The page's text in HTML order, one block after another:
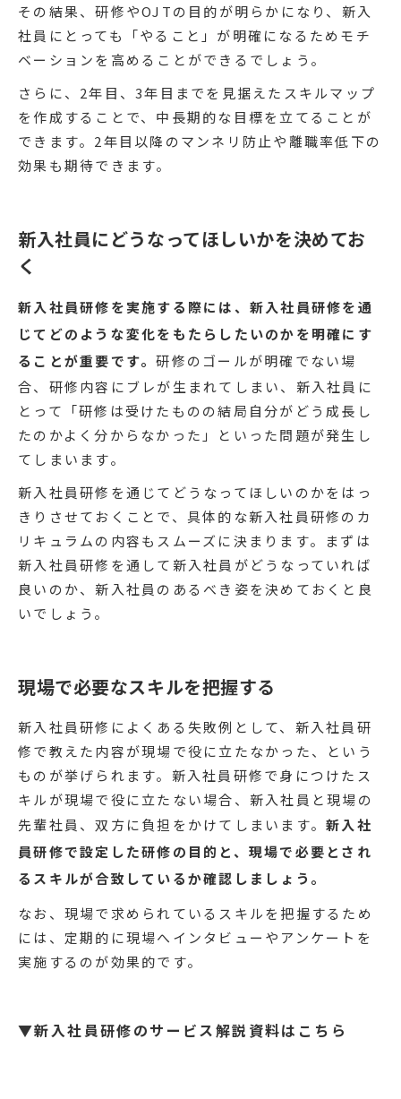
その結果、研修やOJTの目的が明らかになり、新入
社員にとっても「やること」が明確になるためモチ
ベーションを高めることができるでしょう。
さらに、2年目、3年目までを見据えたスキルマップ
を作成することで、中長期的な目標を立てることが
できます。2年目以降のマンネリ防止や離職率低下の
効果も期待できます。
新入社員にどうなってほしいかを決めてお
く
新入社員研修を実施する際には、新入社員研修を通
じてどのような変化をもたらしたいのかを明確にす
ることが重要です。研修のゴールが明確でない場
合、研修内容にブレが生まれてしまい、新入社員に
とって「研修は受けたものの結局自分がどう成長し
たのかよく分からなかった」といった問題が発生し
てしまいます。
新入社員研修を通じてどうなってほしいのかをはっ
きりさせておくことで、具体的な新入社員研修のカ
リキュラムの内容もスムーズに決まります。まずは
新入社員研修を通して新入社員がどうなっていれば
良いのか、新入社員のあるべき姿を決めておくと良
いでしょう。
現場で必要なスキルを把握する
新入社員研修によくある失敗例として、新入社員研
修で教えた内容が現場で役に立たなかった、という
ものが挙げられます。新入社員研修で身につけたス
キルが現場で役に立たない場合、新入社員と現場の
先輩社員、双方に負担をかけてしまいます。 新入社
員研修で設定した研修の目的と、現場で必要とされ
るスキルが合致しているか確認しましょう。
なお、現場で求められているスキルを把握するため
には、定期的に現場へインタビューやアンケートを
実施するのが効果的です。
▼新入社員研修のサービス解説資料はこちら